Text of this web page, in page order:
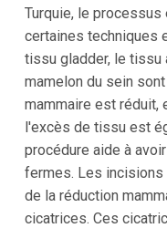
Turquie, le
certaines techniques
tissu gladder, le tissu
mamelon du sein
mammaire est réduit,
l'excès de tissu est
procédure aide à
fermes. Les incisions
de la réduction
cicatrices. Ces